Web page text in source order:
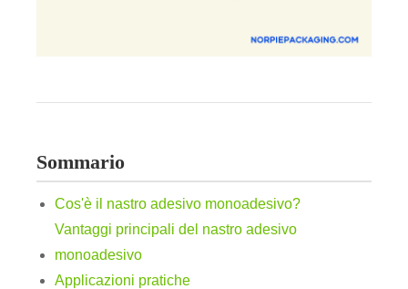
Sommario
Cos'è il nastro adesivo monoadesivo?
Vantaggi principali del nastro adesivo
monoadesivo
Applicazioni pratiche